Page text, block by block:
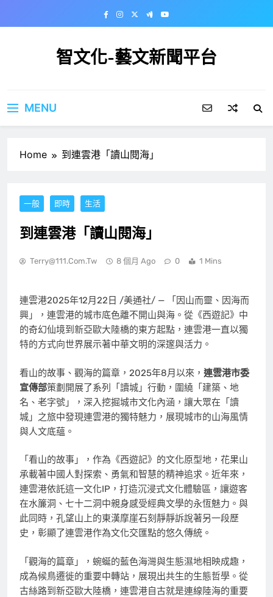
智文化-藝文新聞平台
MENU
Home 到連雲港「讀山閱海」
一般 即時 生活
到連雲港「讀山閱海」
Terry@111.com.tw 8 個月 Ago 0 1 Mins
連雲港2025年12月22日 /美通社/ — 「因山而靈、因海而
興」，連雲港的城市底色離不開山與海。從《西遊記》中
的奇幻仙境到新亞歐大陸橋的東方起點，連雲港一直以獨
特的方式向世界展示著中華文明的深邃與活力。
看山的故事、觀海的篇章，2025年8月以來， 連雲港市委
宣傳部策劃開展了系列「讀城」行動，圍繞「建築、地
名、老字號」，深入挖掘城市文化內涵，讓大眾在「讀
城」之旅中發現連雲港的獨特魅力，展現城市的山海風情
與人文底蘊。
「看山的故事」，作為《西遊記》的文化原型地，花果山
承載著中國人對探索、勇氣和智慧的精神追求。近年來，
連雲港依託這一文化IP，打造沉浸式文化體驗區，讓遊客
在水簾洞、七十二洞中親身感受經典文學的永恆魅力。與
此同時，孔望山上的東漢摩崖石刻靜靜訴說著另一段歷
史，彰顯了連雲港作為文化交匯點的悠久傳統。
「觀海的篇章」，蜿蜒的藍色海灣與生態濕地相映成趣，
成為候鳥遷徙的重要中轉站，展現出共生的生態哲學。從
古絲路到新亞歐大陸橋，連雲港自古就是連線陸海的重要